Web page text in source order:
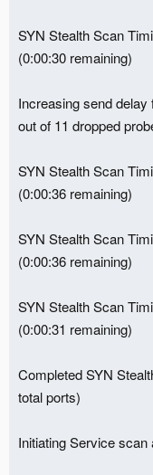
SYN Stealth Scan
(0:00:30 remaining)
Increasing send delay
out of 11 dropped
SYN Stealth Scan
(0:00:36 remaining)
SYN Stealth Scan
(0:00:36 remaining)
SYN Stealth Scan
(0:00:31 remaining)
Completed SYN
total ports)
Initiating Service scan